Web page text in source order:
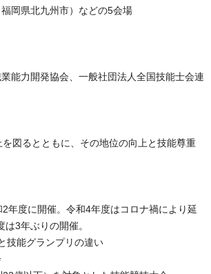
岡県北九州市）などの5会場
能力開発協会、一般社団法人全国技能士会連
図るとともに、その地位の向上と技能尊重
度に開催。令和4年度はコロナ禍により延
3年ぶりの開催。
技能グランプリの違い